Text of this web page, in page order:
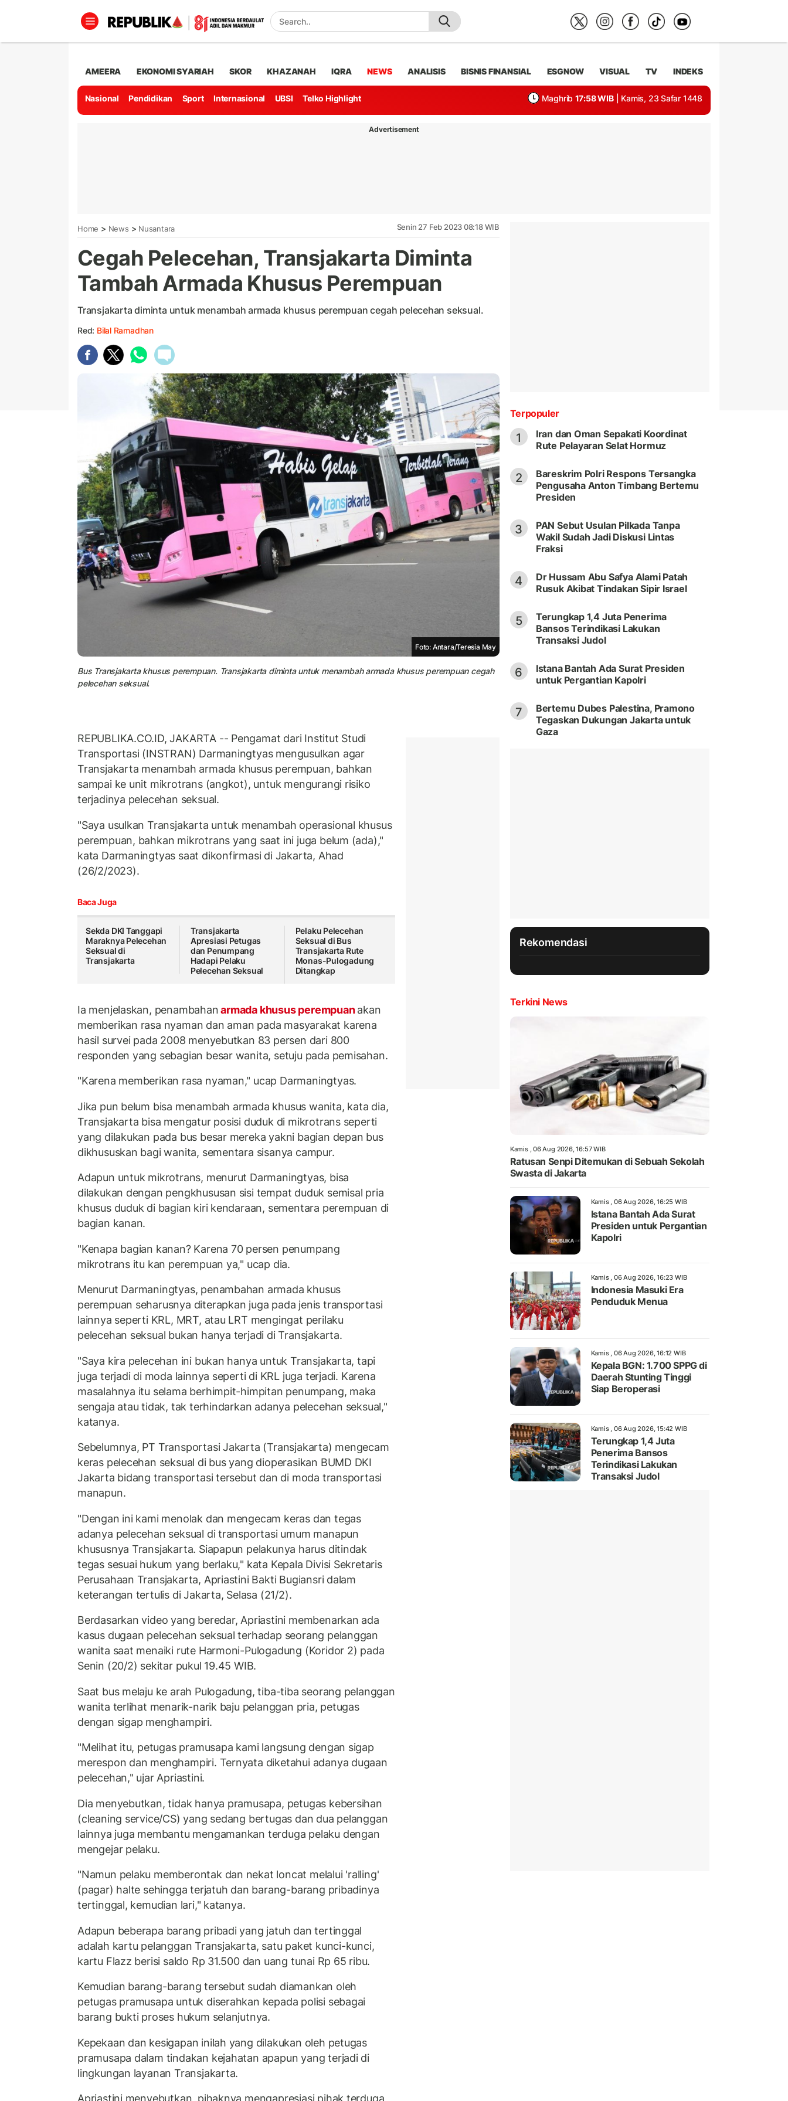
AMEERA EKONOMI SYARIAH SKOR KHAZANAH IQRA NEWS ANALISIS BISNIS FINANSIAL ESGNOW VISUAL TV INDEKS
Nasional Pendidikan Sport Internasional UBSI Telko Highlight Maghrib 17:58 WIB | Kamis, 23 Safar 1448
Advertisement
Home > News > Nusantara Senin 27 Feb 2023 08:18 WIB
Cegah Pelecehan, Transjakarta Diminta
Tambah Armada Khusus Perempuan
Transjakarta diminta untuk menambah armada khusus perempuan cegah pelecehan seksual.
Red: Bilal Ramadhan
Foto: Antara/Teresia May
Bus Transjakarta khusus perempuan. Transjakarta diminta untuk menambah armada khusus perempuan cegah
pelecehan seksual.
REPUBLIKA.CO.ID, JAKARTA -- Pengamat dari Institut Studi
Transportasi (INSTRAN) Darmaningtyas mengusulkan agar
Transjakarta menambah armada khusus perempuan, bahkan
sampai ke unit mikrotrans (angkot), untuk mengurangi risiko
terjadinya pelecehan seksual.
"Saya usulkan Transjakarta untuk menambah operasional khusus
perempuan, bahkan mikrotrans yang saat ini juga belum (ada),"
kata Darmaningtyas saat dikonfirmasi di Jakarta, Ahad
(26/2/2023).
Baca Juga
Sekda DKI Tanggapi
Maraknya Pelecehan
Seksual di
Transjakarta
Transjakarta
Apresiasi Petugas
dan Penumpang
Hadapi Pelaku
Pelecehan Seksual
Pelaku Pelecehan
Seksual di Bus
Transjakarta Rute
Monas-Pulogadung
Ditangkap
Ia menjelaskan, penambahanarmada khusus perempuanakan
memberikan rasa nyaman dan aman pada masyarakat karena
hasil survei pada 2008 menyebutkan 83 persen dari 800
responden yang sebagian besar wanita, setuju pada pemisahan.
"Karena memberikan rasa nyaman," ucap Darmaningtyas.
Jika pun belum bisa menambah armada khusus wanita, kata dia,
Transjakarta bisa mengatur posisi duduk di mikrotrans seperti
yang dilakukan pada bus besar mereka yakni bagian depan bus
dikhususkan bagi wanita, sementara sisanya campur.
Adapun untuk mikrotrans, menurut Darmaningtyas, bisa
dilakukan dengan pengkhususan sisi tempat duduk semisal pria
khusus duduk di bagian kiri kendaraan, sementara perempuan di
bagian kanan.
"Kenapa bagian kanan? Karena 70 persen penumpang
mikrotrans itu kan perempuan ya," ucap dia.
Menurut Darmaningtyas, penambahan armada khusus
perempuan seharusnya diterapkan juga pada jenis transportasi
lainnya seperti KRL, MRT, atau LRT mengingat perilaku
pelecehan seksual bukan hanya terjadi di Transjakarta.
"Saya kira pelecehan ini bukan hanya untuk Transjakarta, tapi
juga terjadi di moda lainnya seperti di KRL juga terjadi. Karena
masalahnya itu selama berhimpit-himpitan penumpang, maka
sengaja atau tidak, tak terhindarkan adanya pelecehan seksual,"
katanya.
Sebelumnya, PT Transportasi Jakarta (Transjakarta) mengecam
keras pelecehan seksual di bus yang dioperasikan BUMD DKI
Jakarta bidang transportasi tersebut dan di moda transportasi
manapun.
"Dengan ini kami menolak dan mengecam keras dan tegas
adanya pelecehan seksual di transportasi umum manapun
khususnya Transjakarta. Siapapun pelakunya harus ditindak
tegas sesuai hukum yang berlaku," kata Kepala Divisi Sekretaris
Perusahaan Transjakarta, Apriastini Bakti Bugiansri dalam
keterangan tertulis di Jakarta, Selasa (21/2).
Berdasarkan video yang beredar, Apriastini membenarkan ada
kasus dugaan pelecehan seksual terhadap seorang pelanggan
wanita saat menaiki rute Harmoni-Pulogadung (Koridor 2) pada
Senin (20/2) sekitar pukul 19.45 WIB.
Saat bus melaju ke arah Pulogadung, tiba-tiba seorang pelanggan
wanita terlihat menarik-narik baju pelanggan pria, petugas
dengan sigap menghampiri.
"Melihat itu, petugas pramusapa kami langsung dengan sigap
merespon dan menghampiri. Ternyata diketahui adanya dugaan
pelecehan," ujar Apriastini.
Dia menyebutkan, tidak hanya pramusapa, petugas kebersihan
(cleaning service/CS) yang sedang bertugas dan dua pelanggan
lainnya juga membantu mengamankan terduga pelaku dengan
mengejar pelaku.
"Namun pelaku memberontak dan nekat loncat melalui 'ralling'
(pagar) halte sehingga terjatuh dan barang-barang pribadinya
tertinggal, kemudian lari," katanya.
Adapun beberapa barang pribadi yang jatuh dan tertinggal
adalah kartu pelanggan Transjakarta, satu paket kunci-kunci,
kartu Flazz berisi saldo Rp 31.500 dan uang tunai Rp 65 ribu.
Kemudian barang-barang tersebut sudah diamankan oleh
petugas pramusapa untuk diserahkan kepada polisi sebagai
barang bukti proses hukum selanjutnya.
Kepekaan dan kesigapan inilah yang dilakukan oleh petugas
pramusapa dalam tindakan kejahatan apapun yang terjadi di
lingkungan layanan Transjakarta.
Apriastini menyebutkan, pihaknya mengapresiasi pihak terduga
Terpopuler
1
Iran dan Oman Sepakati Koordinat
Rute Pelayaran Selat Hormuz
2
Bareskrim Polri Respons Tersangka
Pengusaha Anton Timbang Bertemu
Presiden
3
PAN Sebut Usulan Pilkada Tanpa
Wakil Sudah Jadi Diskusi Lintas
Fraksi
4
Dr Hussam Abu Safya Alami Patah
Rusuk Akibat Tindakan Sipir Israel
5
Terungkap 1,4 Juta Penerima
Bansos Terindikasi Lakukan
Transaksi Judol
6
Istana Bantah Ada Surat Presiden
untuk Pergantian Kapolri
7
Bertemu Dubes Palestina, Pramono
Tegaskan Dukungan Jakarta untuk
Gaza
Rekomendasi
Terkini News
Kamis , 06 Aug 2026, 16:57 WIB
Ratusan Senpi Ditemukan di Sebuah Sekolah
Swasta di Jakarta
Kamis , 06 Aug 2026, 16:25 WIB
Istana Bantah Ada Surat
Presiden untuk Pergantian
Kapolri
Kamis , 06 Aug 2026, 16:23 WIB
Indonesia Masuki Era
Penduduk Menua
Kamis , 06 Aug 2026, 16:12 WIB
Kepala BGN: 1.700 SPPG di
Daerah Stunting Tinggi
Siap Beroperasi
Kamis , 06 Aug 2026, 15:42 WIB
Terungkap 1,4 Juta
Penerima Bansos
Terindikasi Lakukan
Transaksi Judol